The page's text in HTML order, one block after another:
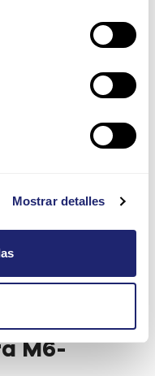
Mostrar detalles
3-Phase
M6-